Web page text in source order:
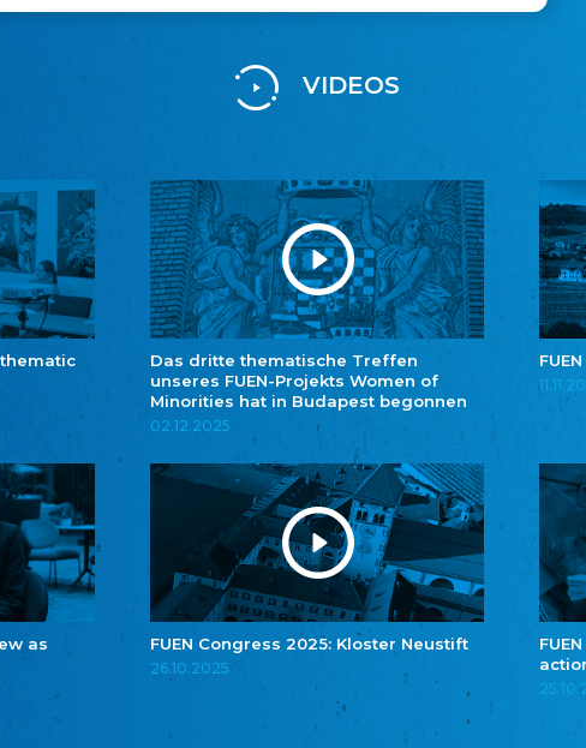
VIDEOS
Das dritte thematische Treffen
unseres FUEN-Projekts Women of
Minorities hat in Budapest begonnen
02.12.2025
as
FUEN Congress 2025: Kloster Neustift
26.10.2025